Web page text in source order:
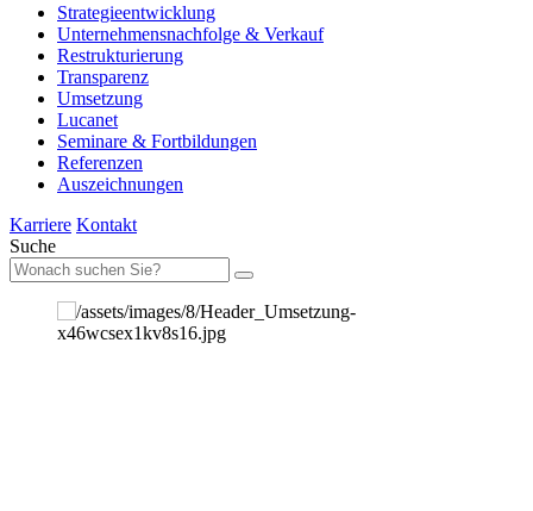
Strategieentwicklung
Unternehmensnachfolge & Verkauf
Restrukturierung
Transparenz
Umsetzung
Lucanet
Seminare & Fortbildungen
Referenzen
Auszeichnungen
Karriere Kontakt
Suche